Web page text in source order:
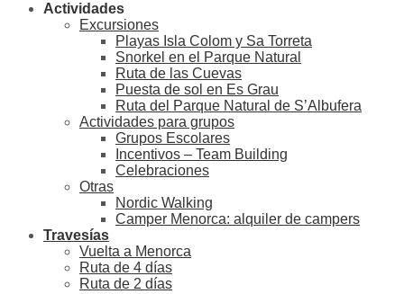
Actividades
Excursiones
Playas Isla Colom y Sa Torreta
Snorkel en el Parque Natural
Ruta de las Cuevas
Puesta de sol en Es Grau
Ruta del Parque Natural de S’Albufera
Actividades para grupos
Grupos Escolares
Incentivos – Team Building
Celebraciones
Otras
Nordic Walking
Camper Menorca: alquiler de campers
Travesías
Vuelta a Menorca
Ruta de 4 días
Ruta de 2 días